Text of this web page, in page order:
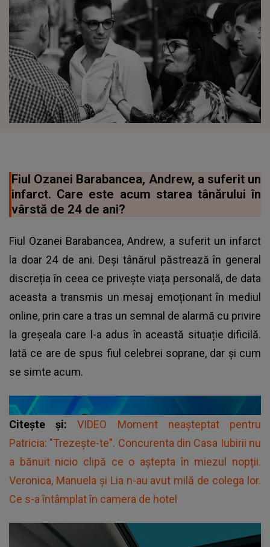
Fiul Ozanei Barabancea, Andrew, a suferit un
infarct. Care este acum starea tânărului în
vârstă de 24 de ani?
Fiul Ozanei Barabancea, Andrew, a suferit un infarct
la doar 24 de ani. Deși tânărul păstrează în general
discreția în ceea ce privește viața personală, de data
aceasta a transmis un mesaj emoționant în mediul
online, prin care a tras un semnal de alarmă cu privire
la greșeala care l-a adus în această situație dificilă.
Iată ce are de spus fiul celebrei soprane, dar și cum
se simte acum.
Citește și:VIDEO Moment neașteptat pentru
Patricia: "Trezește-te". Concurenta din Casa Iubirii nu
a bănuit nicio clipă ce o aştepta în miezul nopții.
Veronica, Manuela și Lia n-au avut milă de colega lor.
Ce s-a întâmplat în camera de hotel